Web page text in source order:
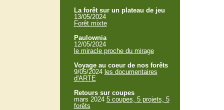
La forêt sur un plateau de jeu
13/05/2024
Forêt mixte
Paulownia
12/05/2024
le miracle proche du mirage
Voyage au coeur de nos forêts
9/05/2024 les documentaires
d'ARTE
Retours sur coupes
mars 2024 5 coupes, 5 projets, 5
forêts